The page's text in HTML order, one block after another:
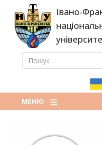
основного
вмісту
Івано-
ПОШУК
МЕНЮ